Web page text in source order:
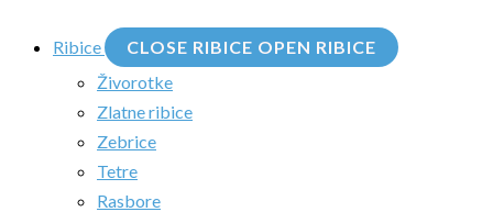
Ribice CLOSE RIBICE OPEN RIBICE
Živorotke
Zlatne ribice
Zebrice
Tetre
Rasbore